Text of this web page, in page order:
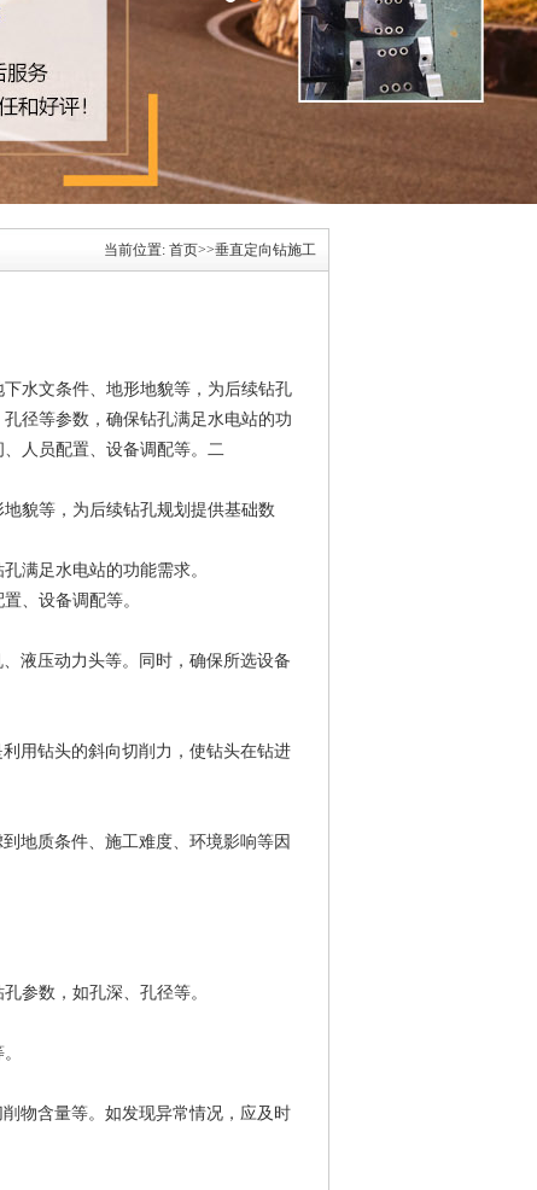
当前位置: 首页>>垂直定向钻施工
水文条件、地形地貌等，为后续钻孔
径等参数，确保钻孔满足水电站的功
人员配置、设备调配等。二
貌等，为后续钻孔规划提供基础数
满足水电站的功能需求。
、设备调配等。
液压动力头等。同时，确保所选设备
用钻头的斜向切削力，使钻头在钻进
地质条件、施工难度、环境影响等因
参数，如孔深、孔径等。
物含量等。如发现异常情况，应及时